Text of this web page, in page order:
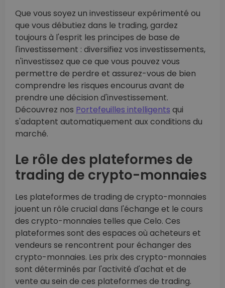
Que vous soyez un investisseur expérimenté ou
que vous débutiez dans le trading, gardez
toujours à l'esprit les principes de base de
l'investissement : diversifiez vos investissements,
n'investissez que ce que vous pouvez vous
permettre de perdre et assurez-vous de bien
comprendre les risques encourus avant de
prendre une décision d'investissement.
Découvrez nos Portefeuilles intelligents qui
s'adaptent automatiquement aux conditions du
marché.
Le rôle des plateformes de
trading de crypto-monnaies
Les plateformes de trading de crypto-monnaies
jouent un rôle crucial dans l'échange et le cours
des crypto-monnaies telles que Celo. Ces
plateformes sont des espaces où acheteurs et
vendeurs se rencontrent pour échanger des
crypto-monnaies. Les prix des crypto-monnaies
sont déterminés par l'activité d'achat et de
vente au sein de ces plateformes de trading.